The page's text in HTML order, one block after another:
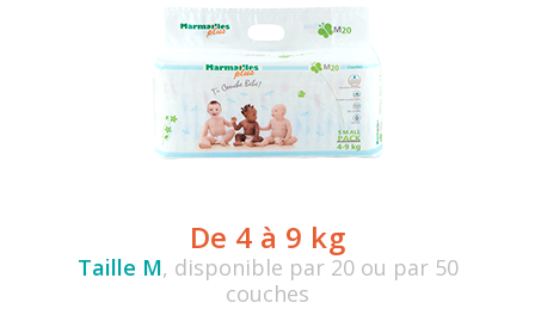
De 4 à 9 kg
Taille M, disponible par 20 ou par 50
couches